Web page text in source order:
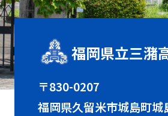
福岡県立三潴
〒830-0207
福岡県久留米市城島町城